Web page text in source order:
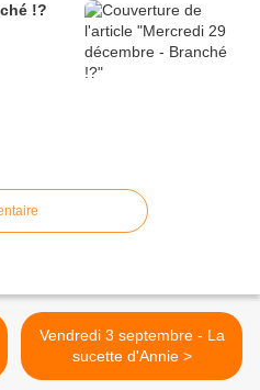
!?
Vendredi 3 septembre - La
sucette d'Annie >